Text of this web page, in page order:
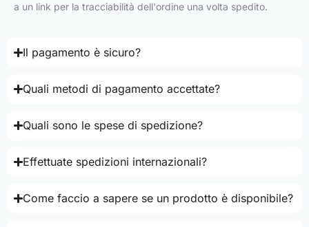
a un link per la tracciabilità dell'ordine una volta spedito.
Il pagamento è sicuro?
Quali metodi di pagamento accettate?
Quali sono le spese di spedizione?
Effettuate spedizioni internazionali?
Come faccio a sapere se un prodotto è disponibile?